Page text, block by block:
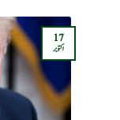
17
اکتوبر